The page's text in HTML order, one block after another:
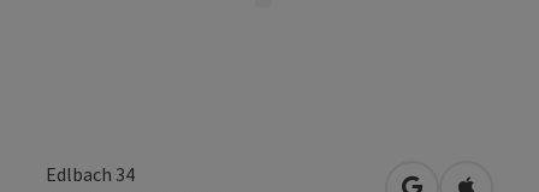
Edlbach 34